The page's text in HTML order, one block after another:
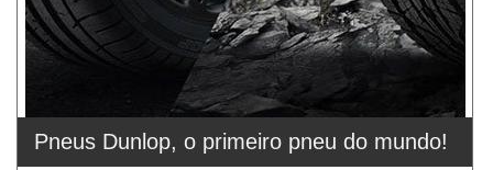
Pneus Dunlop, o primeiro pneu do mundo!